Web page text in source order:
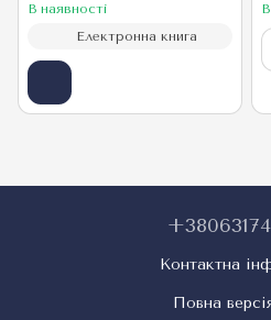
В наявності
Електронна книга
Контактна
Повна